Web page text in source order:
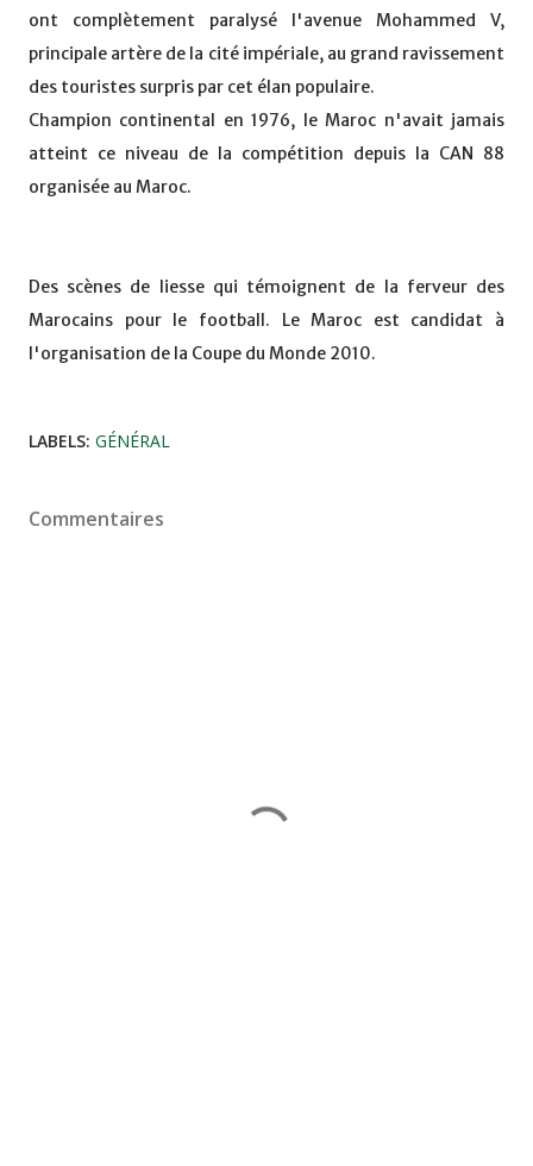
ont complètement paralysé l'avenue Mohammed V,
principale artère de la cité impériale, au grand ravissement
des touristes surpris par cet élan populaire.
Champion continental en 1976, le Maroc n'avait jamais
atteint ce niveau de la compétition depuis la CAN 88
organisée au Maroc.
Des scènes de liesse qui témoignent de la ferveur des
Marocains pour le football. Le Maroc est candidat à
l'organisation de la Coupe du Monde 2010.
LABELS: GÉNÉRAL
Commentaires